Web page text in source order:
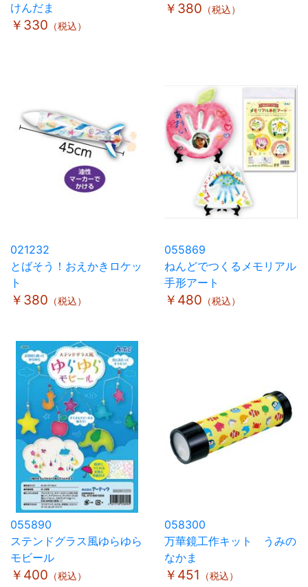
けんだま
￥330 （税込）
￥380 （税込）
021232
とばそう！おえかきロケッ
ト
￥380 （税込）
055869
ねんどでつくるメモリアル
手形アート
￥480 （税込）
055890
ステンドグラス風ゆらゆら
モビール
￥400 （税込）
058300
万華鏡工作キット うみの
なかま
￥451 （税込）